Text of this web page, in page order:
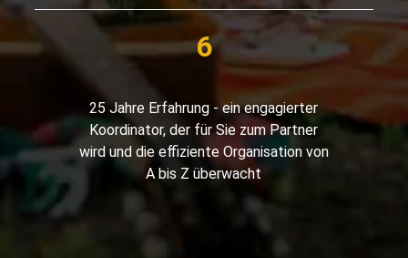
25 Jahre Erfahrung - ein engagierter
Koordinator, der für Sie zum Partner
wird und die effiziente Organisation von
A bis Z überwacht